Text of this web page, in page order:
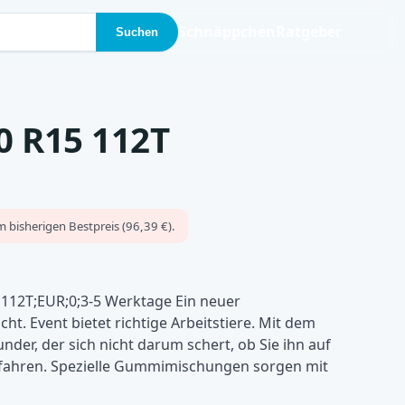
Suchen
R15 112T
bisherigen Bestpreis (96,39 €).
5 Werktage Ein neuer
Event bietet richtige Arbeitstiere. Mit dem
der sich nicht darum schert, ob Sie ihn auf
Spezielle Gummimischungen sorgen mit